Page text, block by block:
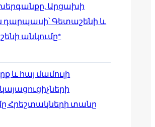
Արցախի
դարպասի՝ Գետաշենի և
անկումը*
և հայ մամուլի
Հրեշտակների տանը